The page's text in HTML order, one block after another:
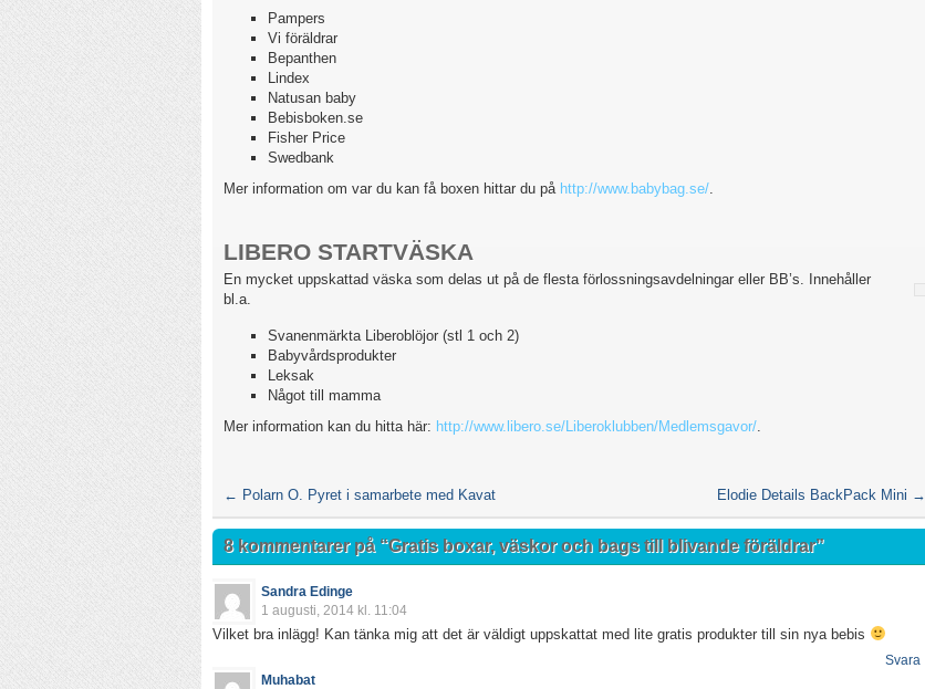
Pampers
Vi föräldrar
Bepanthen
Lindex
Natusan baby
Bebisboken.se
Fisher Price
Swedbank
Mer information om var du kan få boxen hittar du på http://www.babybag.se/
LIBERO STARTVÄSKA
En mycket uppskattad väska som delas ut på de flesta förlossningsavdelningar eller BB’s. Innehåller
bl.a.
Svanenmärkta Liberoblöjor (stl 1 och 2)
Babyvårdsprodukter
Leksak
Något till mamma
Mer information kan du hitta här: http://www.libero.se/Liberoklubben/Medlemsgavor/.
← Polarn O. Pyret i samarbete med Kavat Elodie Details BackPack Mini →
8 kommentarer på “Gratis boxar, väskor och bags till blivande föräldrar”
Sandra Edinge
1 augusti, 2014 kl. 11:04
Vilket bra inlägg! Kan tänka mig att det är väldigt uppskattat med lite gratis produkter till sin nya bebis
Svara
Muhabat